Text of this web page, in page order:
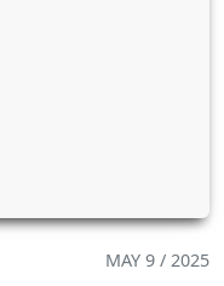
MAY 9 / 2025